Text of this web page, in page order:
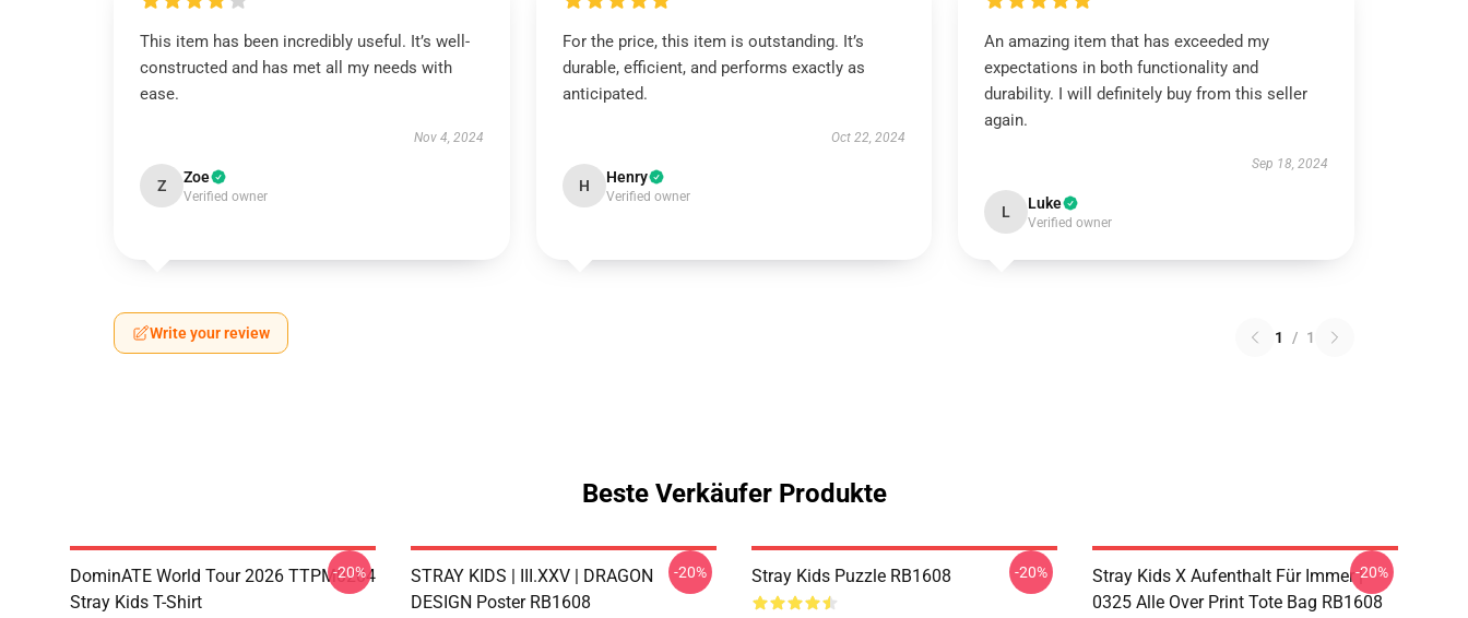
This item has been incredibly useful. It’s well-
constructed and has met all my needs with
ease.
Nov 4, 2024
Z Zoe
Verified owner
For the price, this item is outstanding. It’s
durable, efficient, and performs exactly as
anticipated.
Oct 22, 2024
H Henry
Verified owner
An amazing item that has exceeded my
expectations in both functionality and
durability. I will definitely buy from this seller
again.
Sep 18, 2024
L Luke
Verified owner
Write your review 1 / 1
Beste Verkäufer Produkte
DominATE World Tour 2026 TTPM0204
Stray Kids T-Shirt
-20%
STRAY KIDS | III.XXV | DRAGON
DESIGN Poster RB1608
-20% Stray Kids Puzzle RB1608 -20%
Stray Kids X Aufenthalt Für Immer |
0325 Alle Over Print Tote Bag RB1608
-20%